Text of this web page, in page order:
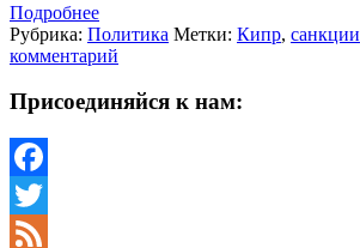
Подробнее
Рубрика: Политика Метки: Кипр, санкции
комментарий
Присоединяйся к нам:
Facebook
Twitter